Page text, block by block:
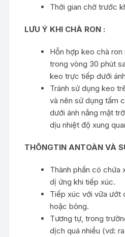
Thời gian chờ trước
LƯU Ý KHI CHÀ RON :
Hỗn hợp keo chà
trong vòng 30 phút
keo trực tiếp dưới
Tránh sử dụng keo
và nên sử dụng tấm
dưới ánh nắng mặt
dịu nhiệt độ xung
THÔNGTIN ANTOÀN VÀ
Thành phần có chứa
dị ứng khi tiếp xúc.
Tiếp xúc với vữa ướt
hoặc bỏng.
Tương tự, trong
dịch quá nhiều (vd: